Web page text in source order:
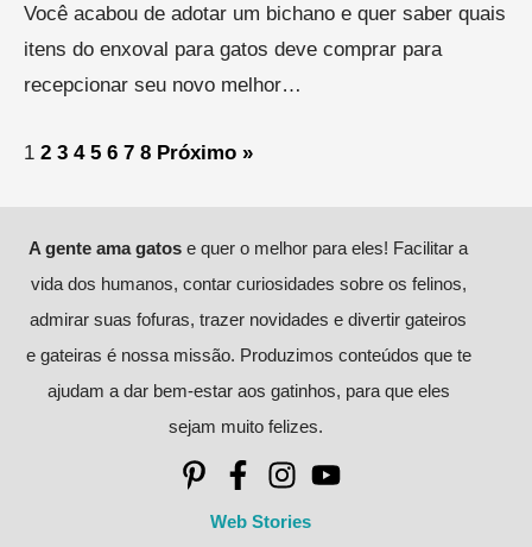
Você acabou de adotar um bichano e quer saber quais
itens do enxoval para gatos deve comprar para
recepcionar seu novo melhor…
1 2 3 4 5 6 7 8 Próximo »
A gente ama gatos e quer o melhor para eles! Facilitar a
vida dos humanos, contar curiosidades sobre os felinos,
admirar suas fofuras, trazer novidades e divertir gateiros
e gateiras é nossa missão. Produzimos conteúdos que te
ajudam a dar bem-estar aos gatinhos, para que eles
sejam muito felizes.
Web Stories